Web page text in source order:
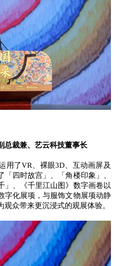
裁兼、艺云科技董事长
了VR、裸眼3D、互动画屏及
「四时故宫」、「角楼印象」、
」、《千里江山图》数字画卷以
字化展项，与服饰文物展项动静
众带来更沉浸式的观展体验。